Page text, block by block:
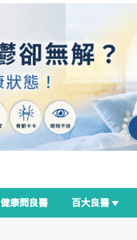
健康問良醫 百大良醫